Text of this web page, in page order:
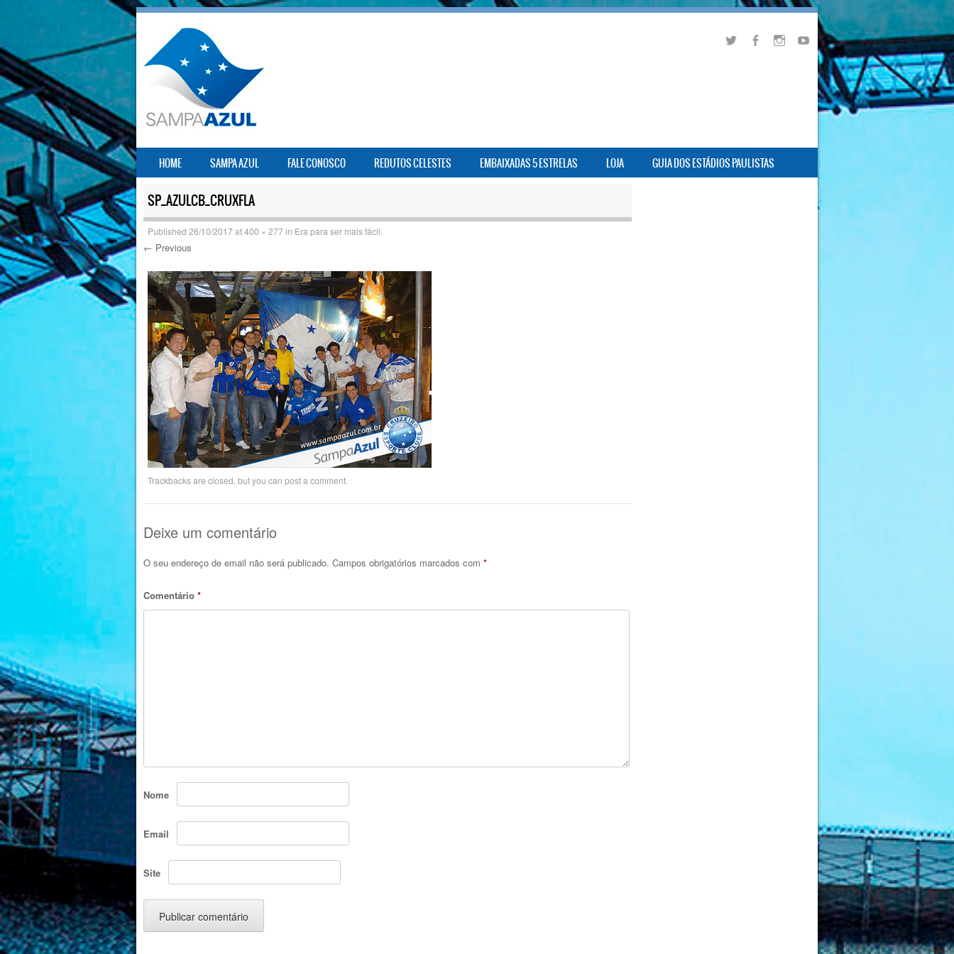
MENU
SKIP TO CONTENT
HOME SAMPA AZUL FALE CONOSCO REDUTOS CELESTES EMBAIXADAS 5 ESTRELAS LOJA GUIA DOS ESTÁDIOS PAULISTAS
SP_AZULCB_CRUXFLA
Published 26/10/2017at400 × 277in Era para ser mais fácil.
← Previous
Trackbacks are closed, but you can post a comment.
Deixe um comentário
O seu endereço de email não será publicado. Campos obrigatórios marcados com *
Comentário *
Nome
Email
Site